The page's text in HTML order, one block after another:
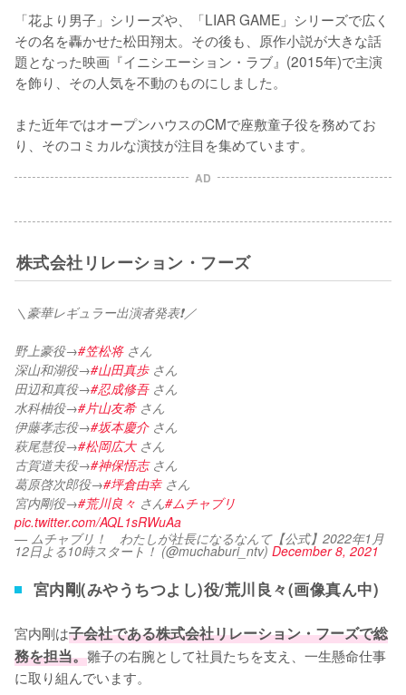
「花より男子」シリーズや、「LIAR GAME」シリーズで広く
その名を轟かせた松田翔太。その後も、原作小説が大きな話
題となった映画『イニシエーション・ラブ』(2015年)で主演
を飾り、その人気を不動のものにしました。
また近年ではオープンハウスのCMで座敷童子役を務めてお
り、そのコミカルな演技が注目を集めています。
AD
株式会社リレーション・フーズ
＼豪華レギュラー出演者発表❗️／
野上豪役→#笠松将 さん
深山和湖役→#山田真歩 さん
田辺和真役→#忍成修吾 さん
水科柚役→#片山友希 さん
伊藤孝志役→#坂本慶介 さん
萩尾慧役→#松岡広大 さん
古賀道夫役→#神保悟志 さん
葛原啓次郎役→#坪倉由幸 さん
宮内剛役→#荒川良々 さん#ムチャブリ
pic.twitter.com/AQL1sRWuAa
— ムチャブリ！ わたしが社長になるなんて【公式】2022年1月
12日よる10時スタート！ (@muchaburi_ntv)December 8, 2021
宮内剛(みやうちつよし)役/荒川良々(画像真ん中)
宮内剛は子会社である株式会社リレーション・フーズで総
務を担当。雛子の右腕として社員たちを支え、一生懸命仕事
に取り組んでいます。